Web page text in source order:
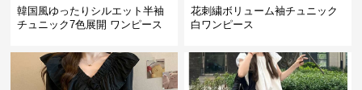
韓国風ゆったりシルエット半袖
チュニック7色展開 ワンピース
花刺繍ボリューム袖チュニック
白ワンピース